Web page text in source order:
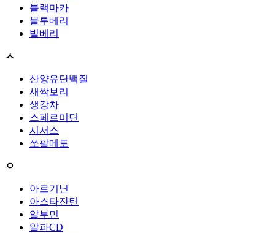
블랙마카
블루베리
빌베리
ㅅ
산양유단백질
새싹보리
생강차
스페르미딘
시서스
쏘팔메토
ㅇ
아르기닌
아스타잔틴
알부민
알파CD